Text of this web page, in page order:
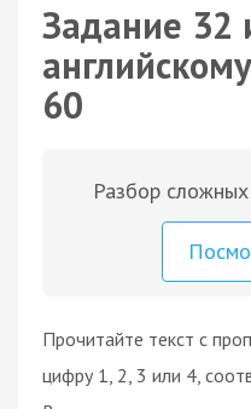
Задание 32
60
Разбор
Прочитайте текст с
цифру 1, 2, 3 или 4,